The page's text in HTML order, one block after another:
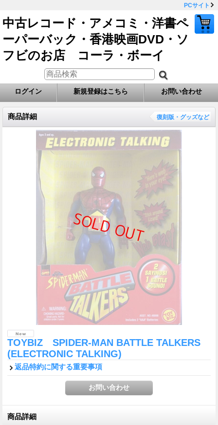
PCサイト
中古レコード・アメコミ・洋書ペ
ーパーバック・香港映画DVD・ソ
フビのお店 コーラ・ボーイ
ログイン 新規登録はこちら お問い合わせ
商品詳細 復刻版・グッズなど
TOYBIZ SPIDER-MAN BATTLE TALKERS
(ELECTRONIC TALKING)
返品特約に関する重要事項
商品詳細